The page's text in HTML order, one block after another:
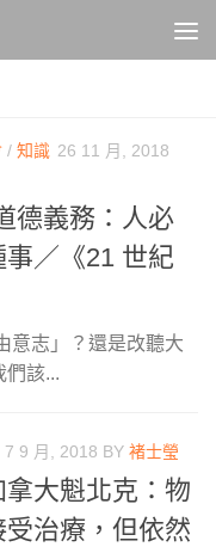
/ 知識 26 11 月, 2018
德義務：人必
／《21 世紀
意志」？還是改聽大
們該...
7 9 月, 2018 BY 褚士瑩
拿大魁北克：物
治療，但依然